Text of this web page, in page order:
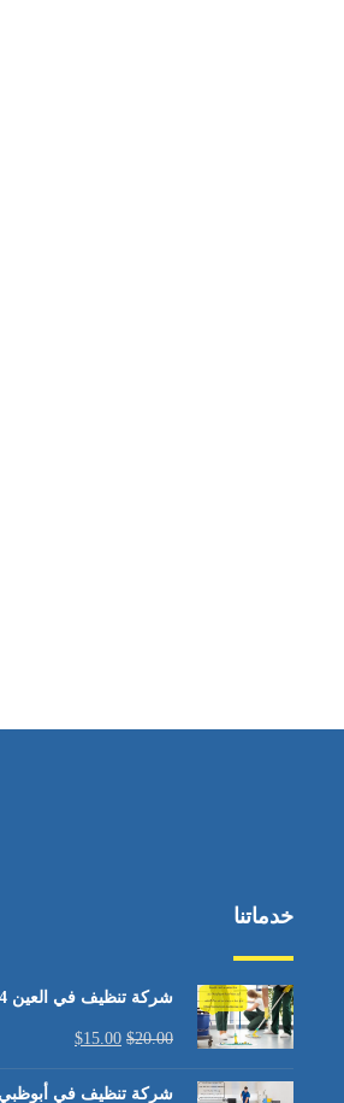
خدماتنا
شركة تنظيف في العين 24 ساعة : 0528935235
$20.00
$15.00